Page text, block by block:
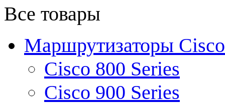
Все товары
Маршрутизаторы Cisco
Cisco 800 Series
Cisco 900 Series